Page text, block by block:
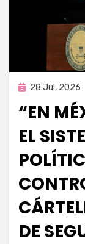
Publicada
28 Jul, 2026
“EN
EL
DE